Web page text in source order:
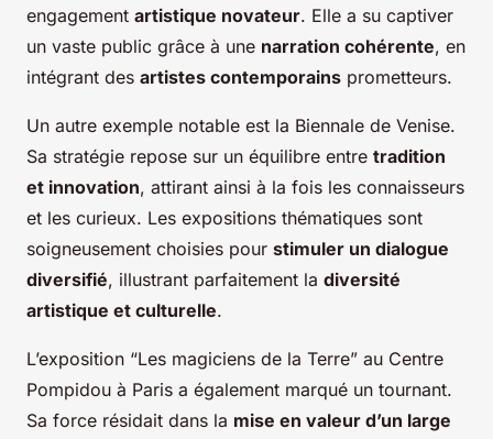
engagement artistique novateur. Elle a su captiver
un vaste public grâce à une narration cohérente, en
intégrant des artistes contemporains prometteurs.
Un autre exemple notable est la Biennale de Venise.
Sa stratégie repose sur un équilibre entre tradition
et innovation, attirant ainsi à la fois les connaisseurs
et les curieux. Les expositions thématiques sont
soigneusement choisies pour stimuler un dialogue
diversifié, illustrant parfaitement la diversité
artistique et culturelle.
L’exposition “Les magiciens de la Terre” au Centre
Pompidou à Paris a également marqué un tournant.
Sa force résidait dans la mise en valeur d’un large